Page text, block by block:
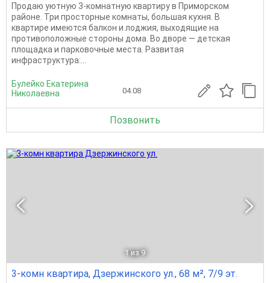
Продаю уютную 3-комнатную квартиру в Приморском
районе. Три просторные комнаты, большая кухня. В
квартире имеются балкон и лоджия, выходящие на
противоположные стороны дома. Во дворе — детская
площадка и парковочные места. Развитая
инфраструктура:...
Булейко Екатерина
Николаевна
04.08
Позвонить
1 из 9
3-комн квартира, Дзержинского ул., 68 м², 7/9 эт.